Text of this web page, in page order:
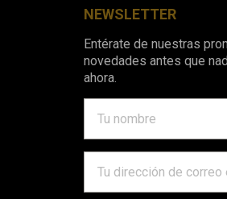
NEWSLETTER
Entérate de nuestras
novedades antes que
ahora.